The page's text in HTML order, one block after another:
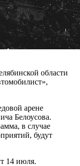
области
арене
Белоусова.
в случае
будут
14 июля.